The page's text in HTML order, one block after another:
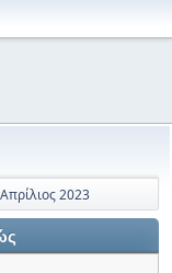
Απρίλιος 2023